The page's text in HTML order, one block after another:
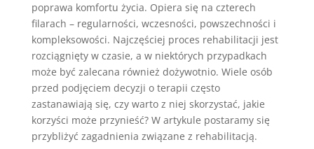
poprawa komfortu życia. Opiera się na czterech
filarach – regularności, wczesności, powszechności i
kompleksowości. Najczęściej proces rehabilitacji jest
rozciągnięty w czasie, a w niektórych przypadkach
może być zalecana również dożywotnio. Wiele osób
przed podjęciem decyzji o terapii często
zastanawiają się, czy warto z niej skorzystać, jakie
korzyści może przynieść? W artykule postaramy się
przybliżyć zagadnienia związane z rehabilitacją.